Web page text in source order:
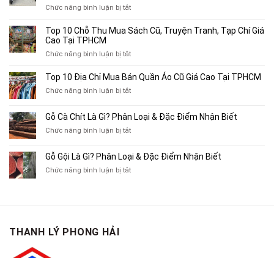
Chức năng bình luận bị tắtở
4
Bán
Xe
Cũ,
Xe
Cũ
TP.HCM
Top 10 Chỗ Thu Mua Sách Cũ, Truyện Tranh, Tạp Chí Giá
Cao Tại TPHCM
Chức năng bình luận bị tắtở
10
Thu
Sách
Tạp
Chí
Top 10 Địa Chỉ Mua Bán Quần Áo Cũ Giá Cao Tại TPHCM
Chức năng bình luận bị tắtở
Địa
Chỉ
Bán
Áo
Gỗ Cà Chít Là Gì? Phân Loại & Đặc Điểm Nhận Biết
Chức năng bình luận bị tắtở
Chít
Là
Gỗ Gội Là Gì? Phân Loại & Đặc Điểm Nhận Biết
Chức năng bình luận bị tắtở
THANH LÝ PHONG HẢI